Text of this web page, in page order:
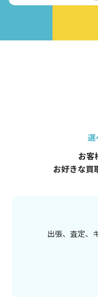
選
お客
お好きな買
出張、査定、